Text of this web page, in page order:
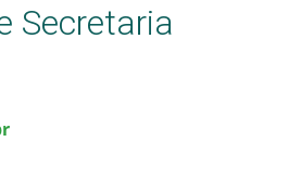
Secretaria